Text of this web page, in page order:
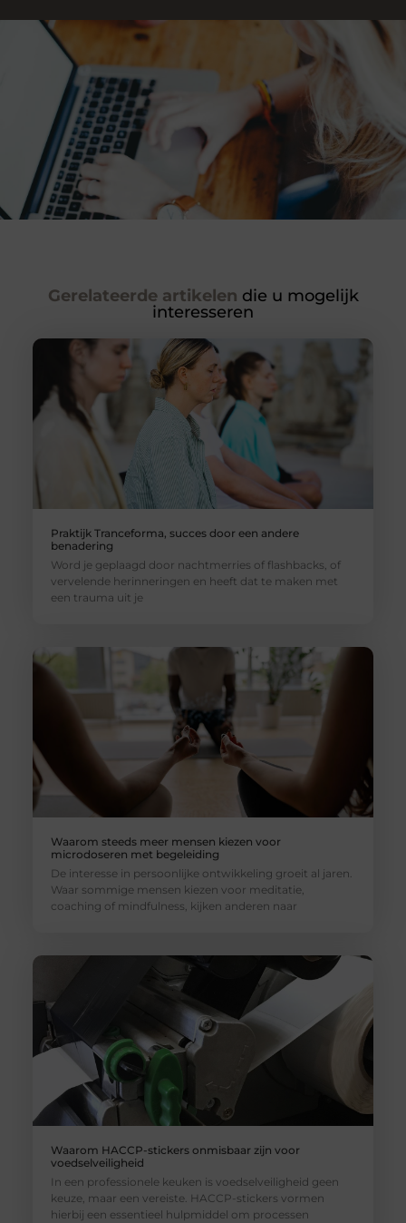
Gerelateerde artikelen die u mogelijk
interesseren
Praktijk Tranceforma, succes door een andere
benadering
Word je geplaagd door nachtmerries of flashbacks, of
vervelende herinneringen en heeft dat te maken met
een trauma uit je
Waarom steeds meer mensen kiezen voor
microdoseren met begeleiding
De interesse in persoonlijke ontwikkeling groeit al jaren.
Waar sommige mensen kiezen voor meditatie,
coaching of mindfulness, kijken anderen naar
Waarom HACCP-stickers onmisbaar zijn voor
voedselveiligheid
In een professionele keuken is voedselveiligheid geen
keuze, maar een vereiste. HACCP-stickers vormen
hierbij een essentieel hulpmiddel om processen